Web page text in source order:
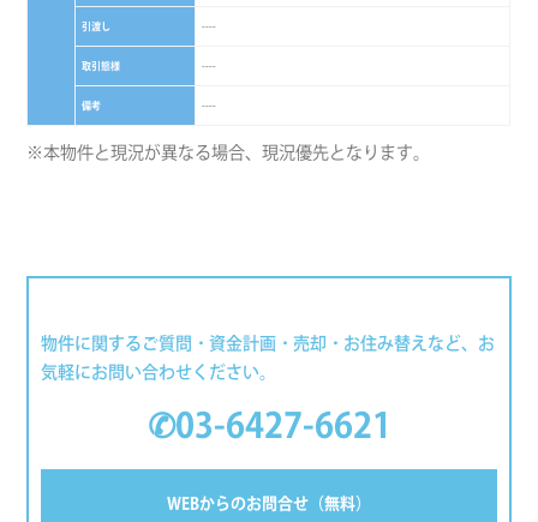
引渡し ----
取引態様 ----
備考 ----
※本物件と現況が異なる場合、現況優先となります。
物件に関するご質問・資金計画・売却・お住み替えなど、お
気軽にお問い合わせください。
✆03-6427-6621
WEBからのお問合せ（無料）